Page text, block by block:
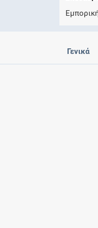
Γενικά